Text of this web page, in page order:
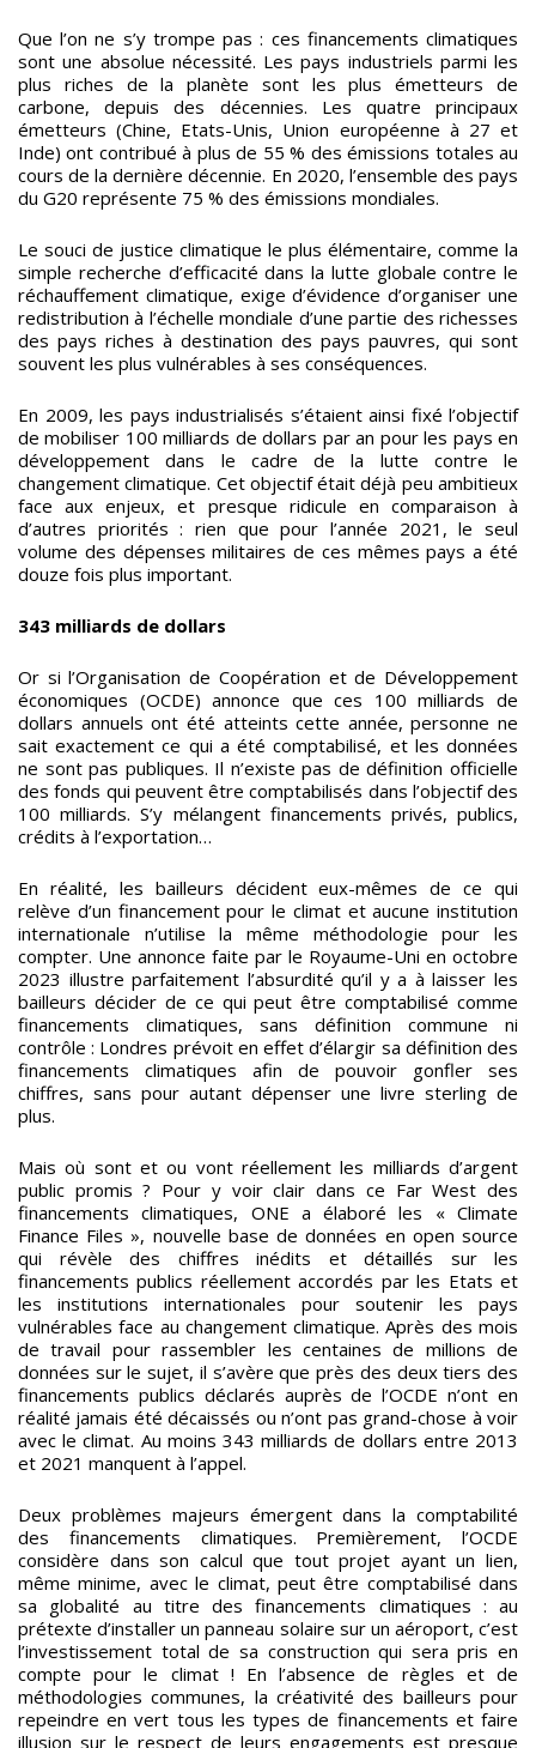
Que l’on ne s’y trompe pas : ces financements climatiques
sont une absolue nécessité. Les pays industriels parmi les
plus riches de la planète sont les plus émetteurs de
carbone, depuis des décennies. Les quatre principaux
émetteurs (Chine, Etats-Unis, Union européenne à 27 et
Inde) ont contribué à plus de 55 % des émissions totales au
cours de la dernière décennie. En 2020, l’ensemble des pays
du G20 représente 75 % des émissions mondiales.
Le souci de justice climatique le plus élémentaire, comme la
simple recherche d’efficacité dans la lutte globale contre le
réchauffement climatique, exige d’évidence d’organiser une
redistribution à l’échelle mondiale d’une partie des richesses
des pays riches à destination des pays pauvres, qui sont
souvent les plus vulnérables à ses conséquences.
En 2009, les pays industrialisés s’étaient ainsi fixé l’objectif
de mobiliser 100 milliards de dollars par an pour les pays en
développement dans le cadre de la lutte contre le
changement climatique. Cet objectif était déjà peu ambitieux
face aux enjeux, et presque ridicule en comparaison à
d’autres priorités : rien que pour l’année 2021, le seul
volume des dépenses militaires de ces mêmes pays a été
douze fois plus important.
343 milliards de dollars
Or si l’Organisation de Coopération et de Développement
économiques (OCDE) annonce que ces 100 milliards de
dollars annuels ont été atteints cette année, personne ne
sait exactement ce qui a été comptabilisé, et les données
ne sont pas publiques. Il n’existe pas de définition officielle
des fonds qui peuvent être comptabilisés dans l’objectif des
100 milliards. S’y mélangent financements privés, publics,
crédits à l’exportation…
En réalité, les bailleurs décident eux-mêmes de ce qui
relève d’un financement pour le climat et aucune institution
internationale n’utilise la même méthodologie pour les
compter. Une annonce faite par le Royaume-Uni en octobre
2023 illustre parfaitement l’absurdité qu’il y a à laisser les
bailleurs décider de ce qui peut être comptabilisé comme
financements climatiques, sans définition commune ni
contrôle : Londres prévoit en effet d’élargir sa définition des
financements climatiques afin de pouvoir gonfler ses
chiffres, sans pour autant dépenser une livre sterling de
plus.
Mais où sont et ou vont réellement les milliards d’argent
public promis ? Pour y voir clair dans ce Far West des
financements climatiques, ONE a élaboré les « Climate
Finance Files », nouvelle base de données en open source
qui révèle des chiffres inédits et détaillés sur les
financements publics réellement accordés par les Etats et
les institutions internationales pour soutenir les pays
vulnérables face au changement climatique. Après des mois
de travail pour rassembler les centaines de millions de
données sur le sujet, il s’avère que près des deux tiers des
financements publics déclarés auprès de l’OCDE n’ont en
réalité jamais été décaissés ou n’ont pas grand-chose à voir
avec le climat. Au moins 343 milliards de dollars entre 2013
et 2021 manquent à l’appel.
Deux problèmes majeurs émergent dans la comptabilité
des financements climatiques. Premièrement, l’OCDE
considère dans son calcul que tout projet ayant un lien,
même minime, avec le climat, peut être comptabilisé dans
sa globalité au titre des financements climatiques : au
prétexte d’installer un panneau solaire sur un aéroport, c’est
l’investissement total de sa construction qui sera pris en
compte pour le climat ! En l’absence de règles et de
méthodologies communes, la créativité des bailleurs pour
repeindre en vert tous les types de financements et faire
illusion sur le respect de leurs engagements est presque